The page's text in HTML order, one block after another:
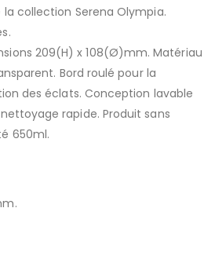
collection Serena Olympia.
209(H) x 108(Ø)mm. Matériau
Bord roulé pour la
des éclats. Conception lavable
rapide. Produit sans
650ml.